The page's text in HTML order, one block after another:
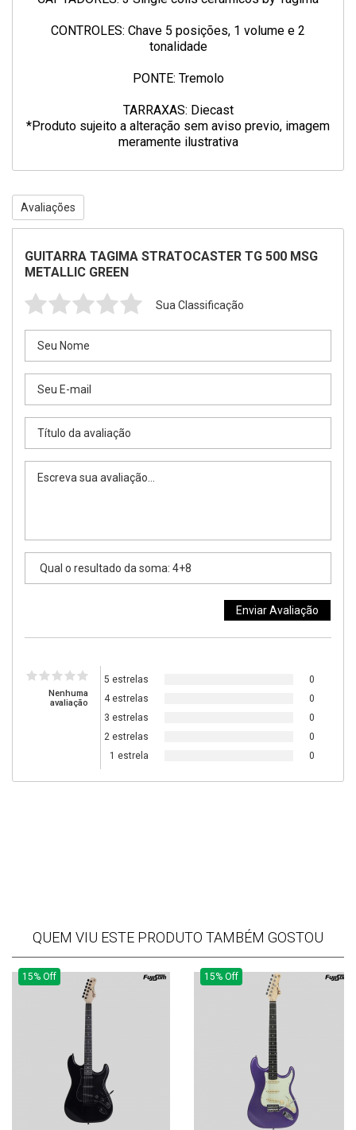
CONTROLES: Chave 5 posições, 1 volume e 2
tonalidade
PONTE: Tremolo
TARRAXAS: Diecast
*Produto sujeito a alteração sem aviso previo, imagem
meramente ilustrativa
Avaliações
GUITARRA TAGIMA STRATOCASTER TG 500 MSG
METALLIC GREEN
Sua Classificação
Nenhuma
avaliação
5 estrelas
0
4 estrelas
0
3 estrelas
0
2 estrelas
0
1 estrela
0
QUEM VIU ESTE PRODUTO TAMBÉM GOSTOU
15% Off 15% Off